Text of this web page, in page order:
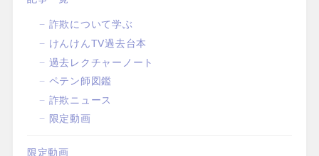
詐欺について学ぶ
けんけんTV過去台本
過去レクチャーノート
ペテン師図鑑
詐欺ニュース
限定動画
限定動画